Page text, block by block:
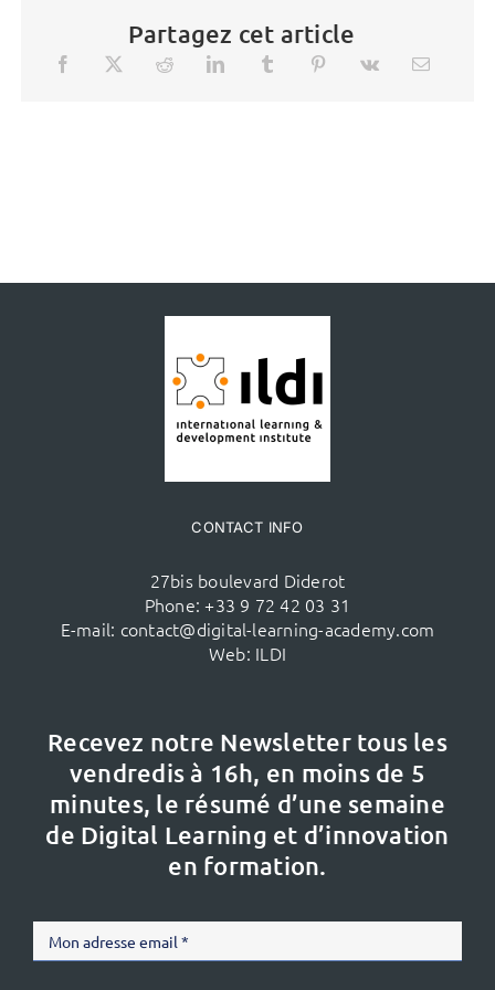
Partagez cet article
CONTACT INFO
27bis boulevard Diderot
Phone: +33 9 72 42 03 31
E-mail: contact@digital-learning-academy.com
Web: ILDI
Recevez notre Newsletter tous les
vendredis à 16h, en moins de 5
minutes, le résumé d’une semaine
de Digital Learning et d’innovation
en formation.